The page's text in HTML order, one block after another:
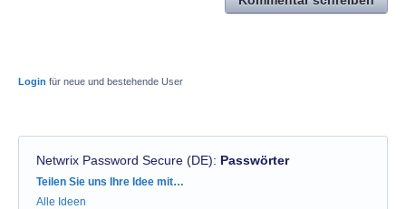
Login für neue und bestehende User
Netwrix Password Secure (DE): Passwörter
Kategorien
Teilen Sie uns Ihre Idee mit…
Alle Ideen